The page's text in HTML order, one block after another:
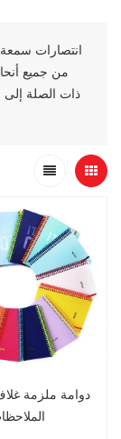
من جميع
ذات الصلة إلى